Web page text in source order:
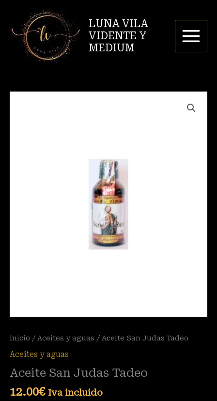
contenido
LUNA VILA
VIDENTE Y
MEDIUM
Inicio / Aceites y aguas / Aceite San Judas Tadeo
Aceites y aguas
Aceite San Judas Tadeo
12.00€ Iva incluido